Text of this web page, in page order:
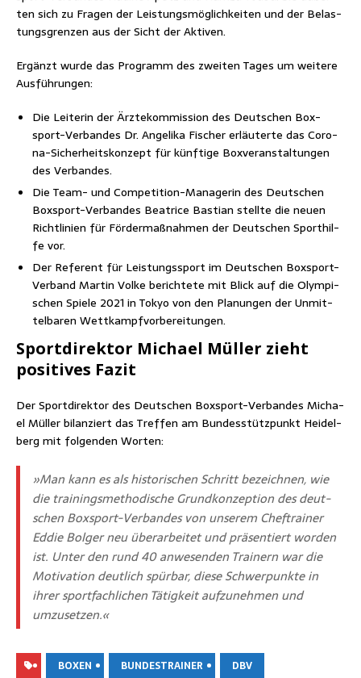
ten sich zu Fra­gen der Leis­tungs­mög­lich­kei­ten und der Belas­
tungs­gren­zen aus der Sicht der Aktiven.
Ergänzt wur­de das Pro­gramm des zwei­ten Tages um wei­te­re
Ausführungen:
Die Lei­te­rin der Ärz­te­kom­mis­si­on des Deut­schen Box­
sport-Ver­ban­des Dr. Ange­li­ka Fischer erläu­ter­te das Coro­
na-Sicher­heits­kon­zept für künf­ti­ge Box­ver­an­stal­tun­gen
des Verbandes.
Die Team- und Com­pe­ti­ti­on-Mana­ge­rin des Deut­schen
Box­sport-Ver­ban­des Bea­tri­ce Bas­ti­an stell­te die neu­en
Richt­li­ni­en für För­der­maß­nah­men der Deut­schen Sport­hil­
fe vor.
Der Refe­rent für Leis­tungs­sport im Deut­schen Box­sport-
Ver­band Mar­tin Vol­ke berich­te­te mit Blick auf die Olym­pi­
schen Spie­le 2021 in Tokyo von den Pla­nun­gen der Unmit­
tel­ba­ren Wettkampfvorbereitungen.
Sport­di­rek­tor Micha­el Mül­ler zieht
posi­ti­ves Fazit
Der Sport­di­rek­tor des Deut­schen Box­sport-Ver­ban­des Micha­
el Mül­ler bilan­ziert das Tref­fen am Bun­des­stütz­punkt Hei­del­
berg mit fol­gen­den Worten:
»Man kann es als his­to­ri­schen Schritt bezeich­nen, wie
die trai­nings­me­tho­di­sche Grund­kon­zep­ti­on des deut­
schen Box­sport-Ver­ban­des von unse­rem Chef­trai­ner
Eddie Bol­ger neu über­ar­bei­tet und prä­sen­tiert wor­den
ist. Unter den rund 40 anwe­sen­den Trai­nern war die
Moti­va­ti­on deut­lich spür­bar, die­se Schwer­punk­te in
ihrer sport­fach­li­chen Tätig­keit auf­zu­neh­men und
umzusetzen.«
BOXEN BUNDESTRAINER DBV